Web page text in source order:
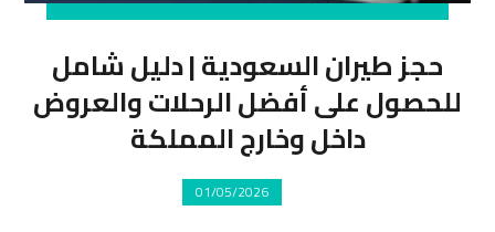
حجز طيران السعودية | دليل شامل
للحصول على أفضل الرحلات والعروض
داخل وخارج المملكة
01/05/2026